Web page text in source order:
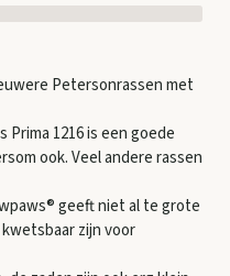
Petersonrassen met
1216 is een goede
ook. Veel andere rassen
geeft niet al te grote
zijn voor